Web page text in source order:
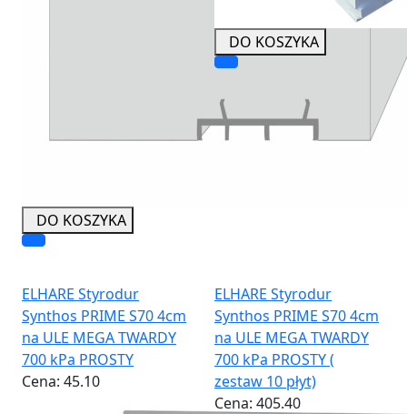
DO KOSZYKA
DO KOSZYKA
ELHARE Styrodur
Synthos PRIME S70 4cm
na ULE MEGA TWARDY
700 kPa PROSTY
Cena: 45.10
ELHARE Styrodur
Synthos PRIME S70 4cm
na ULE MEGA TWARDY
700 kPa PROSTY (
zestaw 10 płyt)
Cena: 405.40